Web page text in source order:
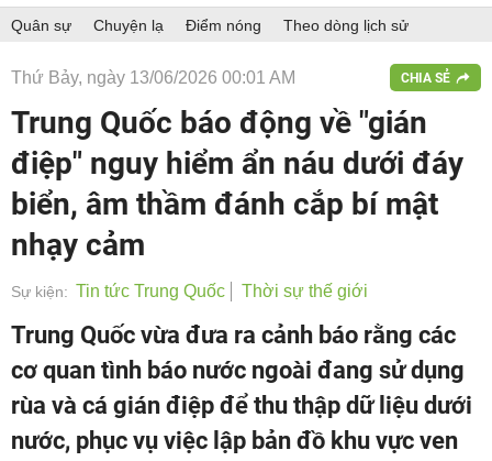
Quân sự Chuyện lạ Điểm nóng Theo dòng lịch sử
Thứ Bảy, ngày 13/06/2026 00:01 AM CHIA SẺ
Trung Quốc báo động về "gián
điệp" nguy hiểm ẩn náu dưới đáy
biển, âm thầm đánh cắp bí mật
nhạy cảm
Sự kiện: Tin tức Trung Quốc Thời sự thế giới
Trung Quốc vừa đưa ra cảnh báo rằng các
cơ quan tình báo nước ngoài đang sử dụng
rùa và cá gián điệp để thu thập dữ liệu dưới
nước, phục vụ việc lập bản đồ khu vực ven